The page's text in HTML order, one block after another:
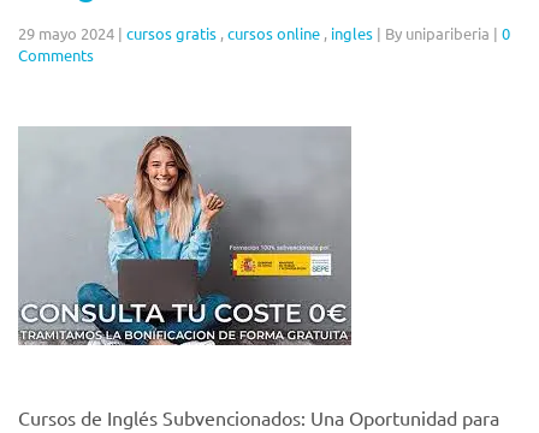
29 mayo 2024 | cursos gratis ,cursos online , ingles | By unipariberia | 0
Comments
Cursos de Inglés Subvencionados: Una Oportunidad para